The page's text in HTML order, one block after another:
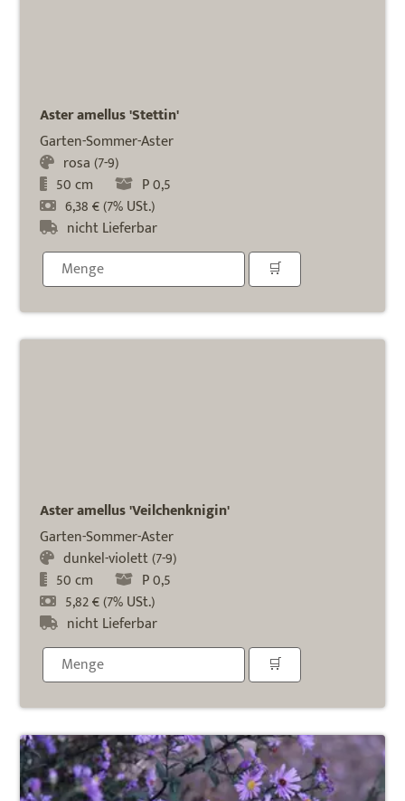
Aster amellus 'Stettin'
Garten-Sommer-Aster
rosa (7-9)
50 cm
P 0,5
6,38 € (7% USt.)
nicht Lieferbar
Aster amellus 'Veilchenknigin'
Garten-Sommer-Aster
dunkel-violett (7-9)
50 cm
P 0,5
5,82 € (7% USt.)
nicht Lieferbar